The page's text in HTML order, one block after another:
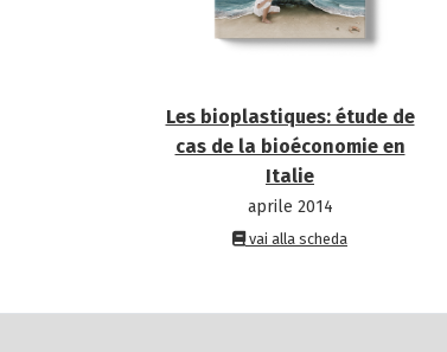
Les bioplastiques: étude de
cas de la bioéconomie en
Italie
aprile 2014
vai alla scheda